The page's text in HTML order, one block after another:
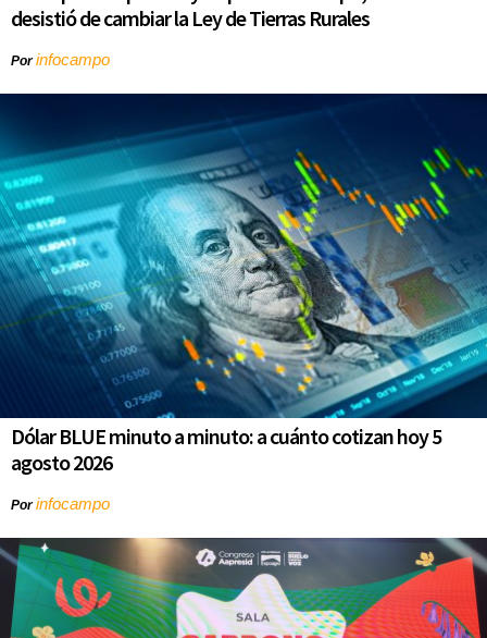
desistió de cambiar la Ley de Tierras Rurales
Porinfocampo
Dólar BLUE minuto a minuto: a cuánto cotizan hoy 5
agosto 2026
Porinfocampo